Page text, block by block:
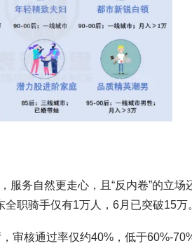
服务自然更走心，且“反内卷”的立场
职骑手仅有1万人，6月已突破15万
审核通过率仅约40%，低于60%-